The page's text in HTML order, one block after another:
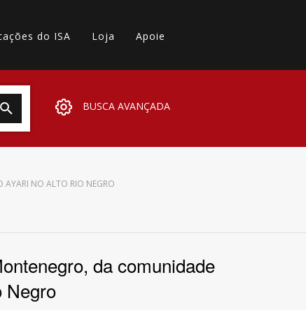
do ISA Loja Apoie
BUSCA AVANÇADA
AYARI NO ALTO RIO NEGRO
da comunidade
Negro